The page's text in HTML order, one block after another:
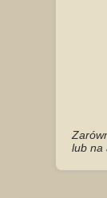
lub na